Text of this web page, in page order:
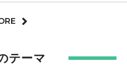
テーマ